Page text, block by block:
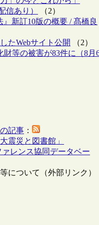
信あり）
（2）
新訂10版の概要 / 髙橋良
たWebサイト公開
（2）
等の被害が83件に（8月
記事 ：
震災と図書館」
レンス協同データベー
について（外部リンク）